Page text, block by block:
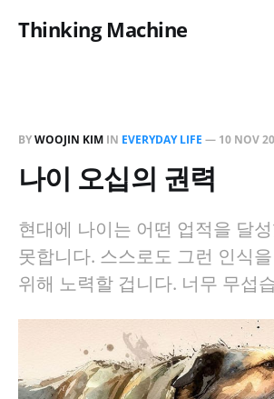
Thinking Machine
BYWOOJIN KIM IN EVERYDAY LIFE — 10 NOV
나이 오십의 권력
현대에 나이는 어떤 업적을 달
못합니다. 스스로도 그런 인식
위해 노력할 겁니다. 너무 무섭